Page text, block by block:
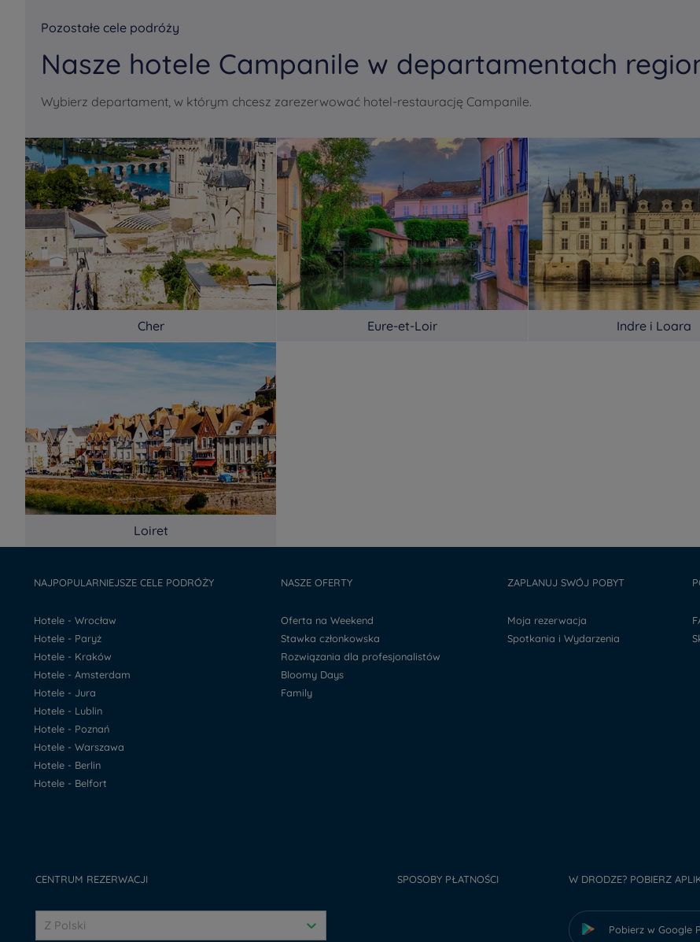
Pozostałe cele podróży
Nasze hotele Campanile w departamentach
Wybierz departament, w którym chcesz zarezerwować hotel-restaurację Campanile.
Cher Eure-et-Loir Indre i Loara
Loiret
NAJPOPULARNIEJSZE CELE PODRÓŻY
Hotele - Wrocław
Hotele - Paryż
Hotele - Kraków
Hotele - Amsterdam
Hotele - Jura
Hotele - Lublin
Hotele - Poznań
Hotele - Warszawa
Hotele - Berlin
Hotele - Belfort
NASZE OFERTY
Oferta na Weekend
Stawka członkowska
Rozwiązania dla profesjonalistów
Bloomy Days
Family
ZAPLANUJ SWÓJ POBYT
Moja rezerwacja
Spotkania i Wydarzenia
CENTRUM REZERWACJI
Z Polski
SPOSOBY PŁATNOŚCI W DRODZE? POBIERZ
Pobierz w Google